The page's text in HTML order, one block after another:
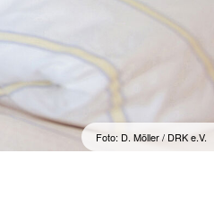
Foto: D. Möller / DRK e.V.